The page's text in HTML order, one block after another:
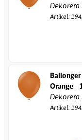
Artikel:
Orange -
Artikel: